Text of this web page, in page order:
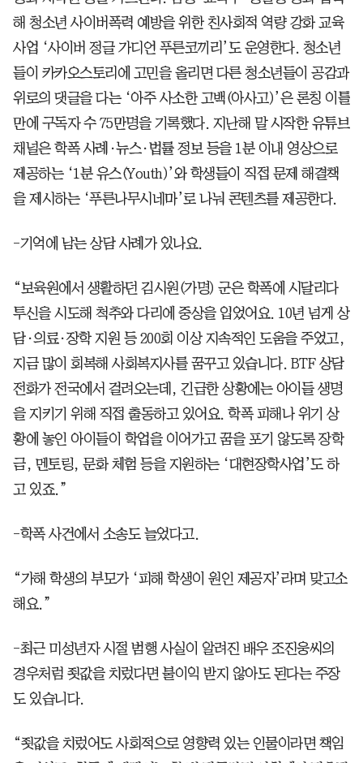
해 청소년 사이버폭력 예방을 위한 친사회적 역량 강화 교육
사업 ‘사이버 정글 가디언 푸른코끼리’도 운영한다. 청소년
들이 카카오스토리에 고민을 올리면 다른 청소년들이 공감과
위로의 댓글을 다는 ‘아주 사소한 고백(아사고)’은 론칭 이틀
만에 구독자 수 75만명을 기록했다. 지난해 말 시작한 유튜브
채널은 학폭 사례·뉴스·법률 정보 등을 1분 이내 영상으로
제공하는 ‘1분 유스(Youth)’와 학생들이 직접 문제 해결책
을 제시하는 ‘푸른나무시네마’로 나눠 콘텐츠를 제공한다.
-기억에 남는 상담 사례가 있나요.
“보육원에서 생활하던 김시원(가명) 군은 학폭에 시달리다
투신을 시도해 척추와 다리에 중상을 입었어요. 10년 넘게 상
담·의료·장학 지원 등 200회 이상 지속적인 도움을 주었고,
지금 많이 회복해 사회복지사를 꿈꾸고 있습니다. BTF 상담
전화가 전국에서 걸려오는데, 긴급한 상황에는 아이들 생명
을 지키기 위해 직접 출동하고 있어요. 학폭 피해나 위기 상
황에 놓인 아이들이 학업을 이어가고 꿈을 포기 않도록 장학
금, 멘토링, 문화 체험 등을 지원하는 ‘대현장학사업’도 하
고 있죠.”
-학폭 사건에서 소송도 늘었다고.
“가해 학생의 부모가 ‘피해 학생이 원인 제공자’라며 맞고소
해요.”
-최근 미성년자 시절 범행 사실이 알려진 배우 조진웅씨의
경우처럼 죗값을 치렀다면 불이익 받지 않아도 된다는 주장
도 있습니다.
“죗값을 치렀어도 사회적으로 영향력 있는 인물이라면 책임